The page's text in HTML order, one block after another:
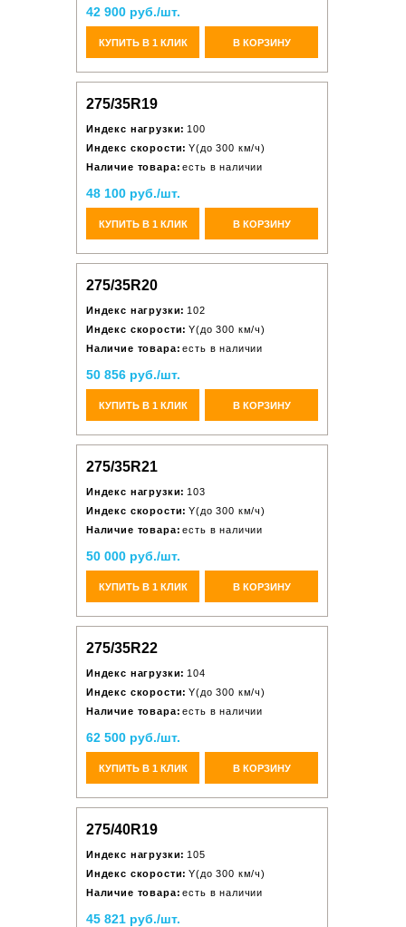
42 900 руб./шт.
КУПИТЬ В 1 КЛИК В КОРЗИНУ
275/35R19
Индекс нагрузки: 100
Индекс скорости: Y(до 300 км/ч)
Наличие товара: есть в наличии
48 100 руб./шт.
КУПИТЬ В 1 КЛИК В КОРЗИНУ
275/35R20
Индекс нагрузки: 102
Индекс скорости: Y(до 300 км/ч)
Наличие товара: есть в наличии
50 856 руб./шт.
КУПИТЬ В 1 КЛИК В КОРЗИНУ
275/35R21
Индекс нагрузки: 103
Индекс скорости: Y(до 300 км/ч)
Наличие товара: есть в наличии
50 000 руб./шт.
КУПИТЬ В 1 КЛИК В КОРЗИНУ
275/35R22
Индекс нагрузки: 104
Индекс скорости: Y(до 300 км/ч)
Наличие товара: есть в наличии
62 500 руб./шт.
КУПИТЬ В 1 КЛИК В КОРЗИНУ
275/40R19
Индекс нагрузки: 105
Индекс скорости: Y(до 300 км/ч)
Наличие товара: есть в наличии
45 821 руб./шт.